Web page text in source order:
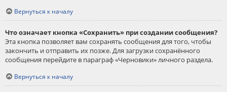
Вернуться к началу
Что означает кнопка «Сохранить» при создании сообщения?
Эта кнопка позволяет вам сохранять сообщения для того, чтобы
закончить и отправить их позже. Для загрузки сохранённого
сообщения перейдите в параграф «Черновики» личного раздела.
Вернуться к началу